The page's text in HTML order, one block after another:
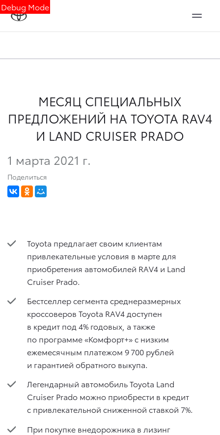
Debug Mode
МЕСЯЦ СПЕЦИАЛЬНЫХ
ПРЕДЛОЖЕНИЙ НА TOYOTA RAV4
И LAND CRUISER PRADO
1 марта 2021 г.
Поделиться
Toyota предлагает своим клиентам
привлекательные условия в марте для
приобретения автомобилей RAV4 и Land
Cruiser Prado.
Бестселлер сегмента среднеразмерных
кроссоверов Toyota RAV4 доступен
в кредит под 4% годовых, а также
по программе «Комфорт+» с низким
ежемесячным платежом 9 700 рублей
и гарантией обратного выкупа.
Легендарный автомобиль Toyota Land
Cruiser Prado можно приобрести в кредит
с привлекательной сниженной ставкой 7%.
При покупке внедорожника в лизинг